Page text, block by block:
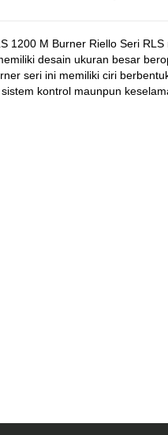
1200 M Burner Riello Seri RLS
desain ukuran besar
seri ini memiliki ciri
kontrol maunpun